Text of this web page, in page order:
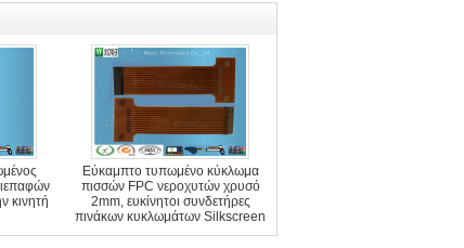
κινητή
Εύκαμπτο τυπωμένο κύκλωμα
πισσών FPC νεροχυτών χρυσό
2mm, ευκίνητοι συνδετήρες
πινάκων κυκλωμάτων Silkscreen